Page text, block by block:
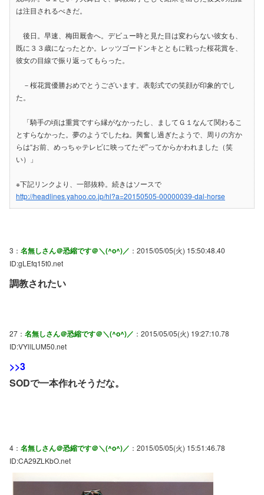
は注目されるべきだ。
後日。早速、梅田厩舎へ。デビュー時と見た目は変わらない彼女も、
既に３３歳になったとか。レッツゴードンキとともに戦った桜花賞を、
彼女の目線で振り返ってもらった。
－桜花賞優勝おめでとうございます。表彰式での笑顔が印象的でし
た。
「騎手の頃は重賞ですら縁がなかったし、ましてＧ１なんて関わるこ
とすらなかった。夢のようでしたね。興奮し過ぎたようで、周りの方か
らは“お前、めっちゃテレビに映ってたぞ”ってからかわれました（笑
い）」
※下記リンクより、一部抜粋。続きはソースで
http://headlines.yahoo.co.jp/hl?a=20150505-00000039-dal-horse
3： 名無しさん＠恐縮です＠＼(^o^)／ ：2015/05/05(火) 15:50:48.40
ID:gLEfq15t0.net
調教されたい
27： 名無しさん＠恐縮です＠＼(^o^)／ ：2015/05/05(火) 19:27:10.78
ID:VYllLUM50.net
>>3
SODで一本作れそうだな。
4： 名無しさん＠恐縮です＠＼(^o^)／ ：2015/05/05(火) 15:51:46.78
ID:CA29ZLKbO.net